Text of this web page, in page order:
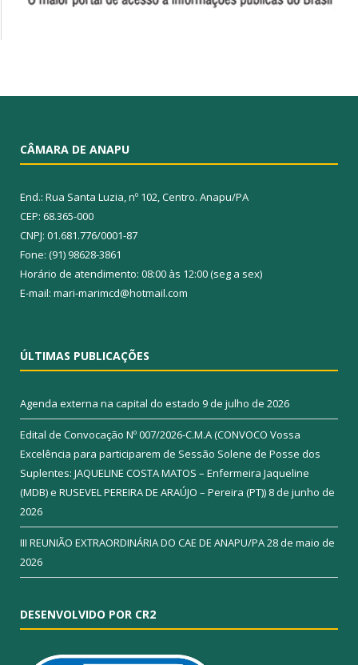
CÂMARA DE ANAPU
End.: Rua Santa Luzia, nº 102, Centro. Anapu/PA
CEP: 68.365-000
CNPJ: 01.681.776/0001-87
Fone: (91) 98628-3861
Horário de atendimento: 08:00 às 12:00 (seg a sex)
E-mail: mari-marimcd@hotmail.com
ÚLTIMAS PUBLICAÇÕES
Agenda externa na capital do estado 9 de julho de 2026
Edital de Convocação Nº 007/2026-C.M.A (CONVOCO Vossa
Excelência para participarem de Sessão Solene de Posse dos
Suplentes: JAQUELINE COSTA MATOS – Enfermeira Jaqueline
(MDB) e RUSEVEL PEREIRA DE ARAÚJO – Pereira (PT)) 8 de junho de
2026
III REUNIÃO EXTRAORDINÁRIA DO CAE DE ANAPU/PA28 de maio de
2026
DESENVOLVIDO POR CR2